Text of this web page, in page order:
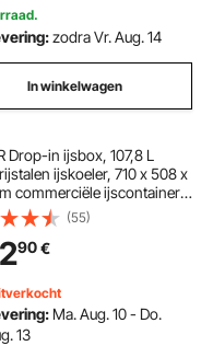
zodra Vr. Aug. 14
In winkelwagen
Drop-in ijsbox, 107,8 L
ijskoeler, 710 x 508 x
commerciële ijscontainer
deksel,
ijsopslagkist,
en afvoerplug
(55)
90€
Ma. Aug. 10 - Do.
13